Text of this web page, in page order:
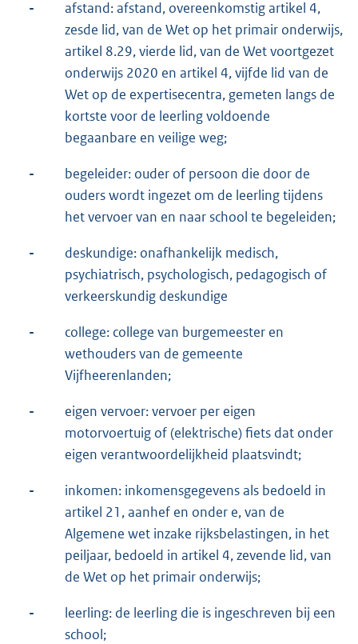
-
afstand: afstand, overeenkomstig artikel 4,
zesde lid, van de Wet op het primair onderwijs,
artikel 8.29, vierde lid, van de Wet voortgezet
onderwijs 2020 en artikel 4, vijfde lid van de
Wet op de expertisecentra, gemeten langs de
kortste voor de leerling voldoende
begaanbare en veilige weg;
-
begeleider: ouder of persoon die door de
ouders wordt ingezet om de leerling tijdens
het vervoer van en naar school te begeleiden;
-
deskundige: onafhankelijk medisch,
psychiatrisch, psychologisch, pedagogisch of
verkeerskundig deskundige
-
college: college van burgemeester en
wethouders van de gemeente
Vijfheerenlanden;
-
eigen vervoer: vervoer per eigen
motorvoertuig of (elektrische) fiets dat onder
eigen verantwoordelijkheid plaatsvindt;
-
inkomen: inkomensgegevens als bedoeld in
artikel 21, aanhef en onder e, van de
Algemene wet inzake rijksbelastingen, in het
peiljaar, bedoeld in artikel 4, zevende lid, van
de Wet op het primair onderwijs;
-
leerling: de leerling die is ingeschreven bij een
school;